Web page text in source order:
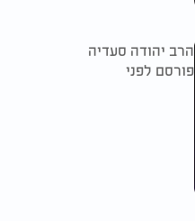
הרב יהודה סעדיה
פורסם לפני